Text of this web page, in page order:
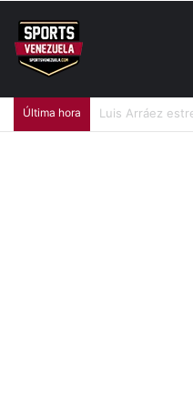
Última hora Telasco